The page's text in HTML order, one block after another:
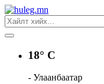
18° C
- Улаанбаатар